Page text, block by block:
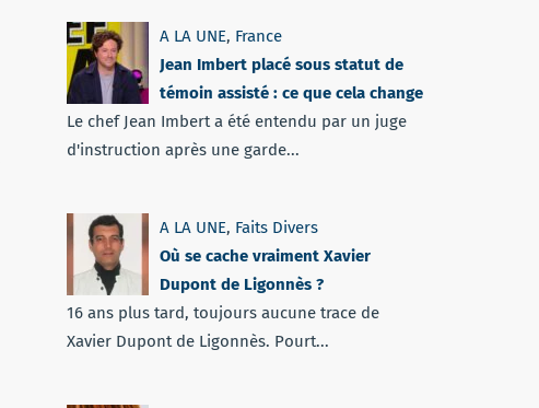
A LA UNE, France
Jean Imbert placé sous statut de
témoin assisté : ce que cela change
Le chef Jean Imbert a été entendu par un juge
d'instruction après une garde...
A LA UNE, Faits Divers
Où se cache vraiment Xavier
Dupont de Ligonnès ?
16 ans plus tard, toujours aucune trace de
Xavier Dupont de Ligonnès. Pourt...